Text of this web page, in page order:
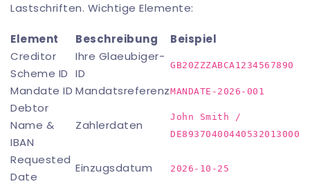
Lastschriften. Wichtige Elemente:
Element Beschreibung
Beispiel
Creditor
Scheme ID
Ihre Glaeubiger-
ID
GB20ZZZABCA1234567890
Mandate ID MandatsreferenzMANDATE-2026-001
Debtor
Name &
IBAN
Zahlerdaten
John Smith /
DE89370400440532013000
Requested
Date
Einzugsdatum 2026-10-25